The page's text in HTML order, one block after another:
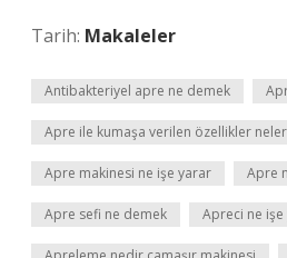
Tarih: Makaleler
Antibakteriyel apre ne demek
Apre ile kumaşa verilen özellikler
Apre makinesi ne işe yarar Apre
Apre sefi ne demek Apreci ne